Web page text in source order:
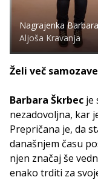
Nagrajenka
Aljoša Kravanja
Želi več
Barbara Škrbec je
nezadovoljna, kar
Prepričana je, da
današnjem času
njen značaj še
enako trditi za